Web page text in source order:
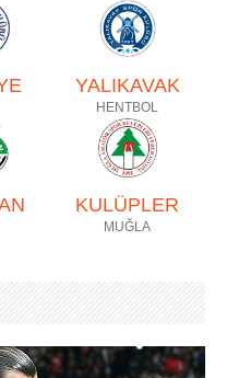
YALIKAVAK
HENTBOL
KULÜPLER
MUĞLA